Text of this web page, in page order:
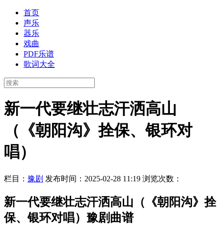
首页
声乐
器乐
戏曲
PDF乐谱
歌词大全
新一代要继壮志汗洒高山
（《朝阳沟》拴保、银环对
唱）
栏目： 豫剧 发布时间：2025-02-28 11:19 浏览次数：
新一代要继壮志汗洒高山（《朝阳沟》拴
保、银环对唱）豫剧曲谱